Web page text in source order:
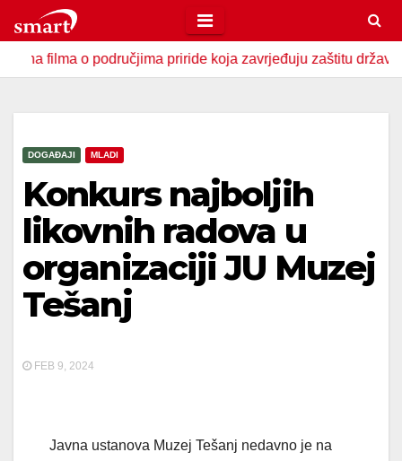
to
contento područjima priride koja zavrjeđuju zaštitu države U
DOGAĐAJI MLADI
Konkurs najboljih
likovnih radova u
organizaciji JU Muzej
Tešanj
FEB 9, 2024
Javna ustanova Muzej Tešanj nedavno je na